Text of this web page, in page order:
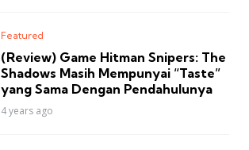
Featured
(Review) Game Hitman Snipers: The
Shadows Masih Mempunyai “Taste”
yang Sama Dengan Pendahulunya
4 years ago